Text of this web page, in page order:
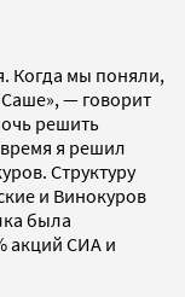
Когда мы поняли,
— говорит
решить
я решил
Структуру
и Винокуров
была
акций СИА и